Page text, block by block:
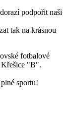
podpořit naši
tak na krásnou
fotbalové
"B".
sportu!